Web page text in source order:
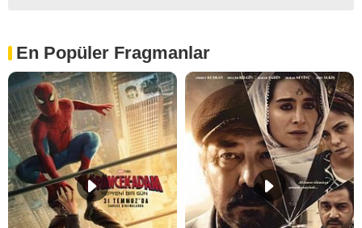
En Popüler Fragmanlar